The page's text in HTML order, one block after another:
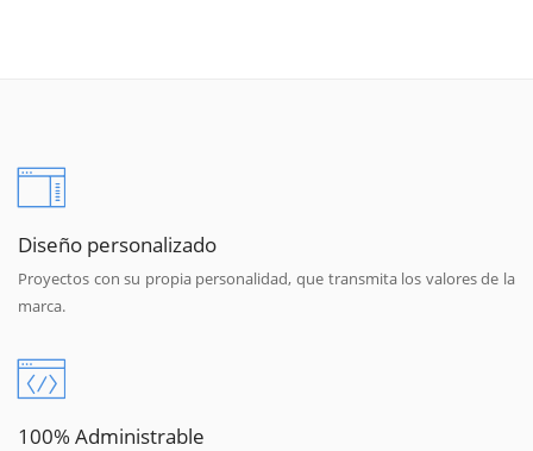
Diseño personalizado
Proyectos con su propia personalidad, que transmita los valores de la
marca.
100% Administrable